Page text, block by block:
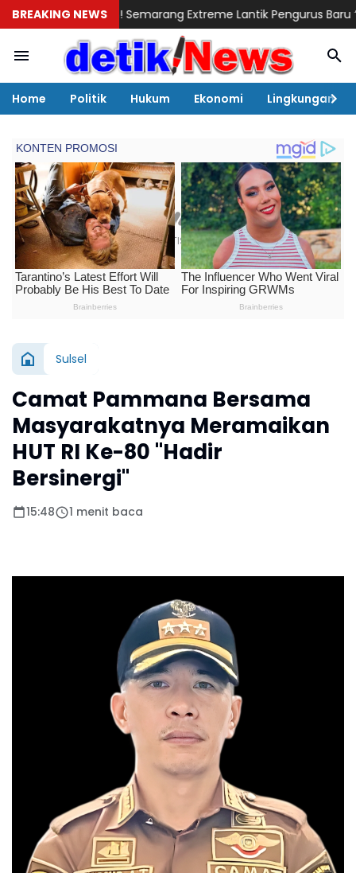
BREAKING NEWS
Semarang Extreme Lantik Pengurus Baru “Back On
Home Politik Hukum Ekonomi Lingkungan
Sulsel
Camat Pammana Bersama
Masyarakatnya Meramaikan
HUT RI Ke-80 "Hadir
Bersinergi"
15:48 1 menit baca